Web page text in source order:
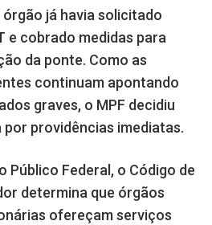
já havia solicitado
e cobrado medidas para
da ponte. Como as
continuam apontando
graves, o MPF decidiu
providências imediatas.
Público Federal, o Código de
determina que órgãos
ofereçam serviços